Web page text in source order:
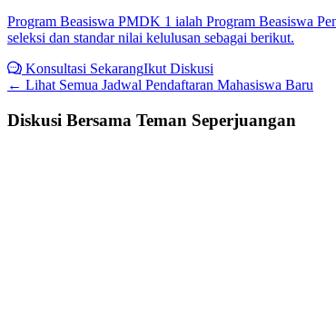
Program Beasiswa PMDK 1 ialah Program Beasiswa
seleksi dan standar nilai kelulusan sebagai berikut.
Konsultasi SekarangIkut Diskusi
← Lihat Semua Jadwal Pendaftaran Mahasiswa Baru
Diskusi Bersama Teman Seperjuangan